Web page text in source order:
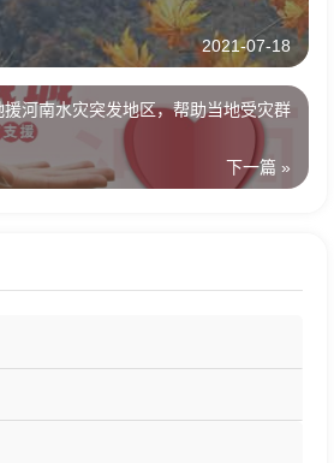
2021-07-18
河南水灾突发地区，帮助当地受灾群
下一篇 »